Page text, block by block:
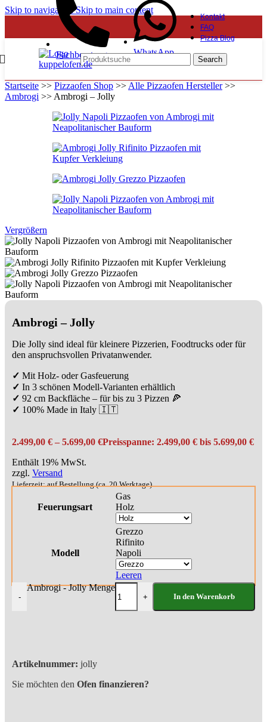
Skip to navigationSkip to main content
Fachberatung WhatsApp
Kontakt
FAQ
Pizza Blog
Search
Startseite >> Pizzaofen Shop >> Alle Pizzaofen Hersteller>>
Ambrogi >> Ambrogi – Jolly
Vergrößern
Ambrogi – Jolly
Die Jolly sind ideal für kleinere Pizzerien, Foodtrucks oder für
den anspruchsvollen Privatanwender.
✓ Mit Holz- oder Gasfeuerung
✓ In 3 schönen Modell-Varianten erhältlich
✓ 92 cm Backfläche – für bis zu 3 Pizzen 🍕
✓ 100% Made in Italy 🇮🇹
2.499,00 € – 5.699,00 €Preisspanne: 2.499,00 € bis 5.699,00 €
Enthält 19% MwSt.
zzgl. Versand
Lieferzeit: auf Bestellung (ca. 20 Werktage)
Feuerungsart
Gas
Holz
Modell
Grezzo
Rifinito
Napoli
Leeren
-
Ambrogi - Jolly Menge
+ In den Warenkorb
Artikelnummer: jolly
Sie möchten den Ofen finanzieren?